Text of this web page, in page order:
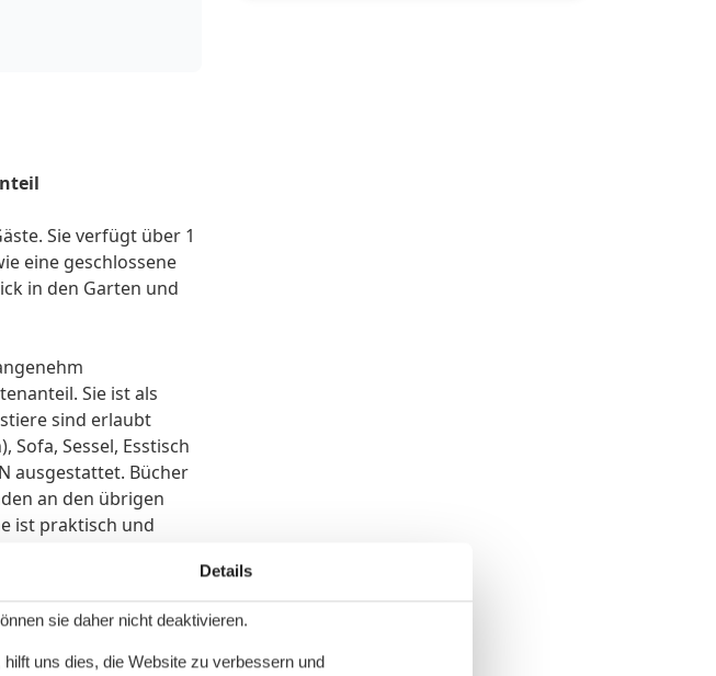
Sie verfügt über 1
eine geschlossene
in den Garten und
Sie ist als
sind erlaubt
Sessel, Esstisch
ausgestattet. Bücher
an den übrigen
ist praktisch und
Anschluss),
Besteck. Für Ihre
Wasserkocher
WC,
steht
Details
sie daher nicht deaktivieren.
uns dies, die Website zu verbessern und